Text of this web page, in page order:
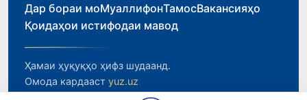
Дар бораи моМуаллифонТамосВакансияҳо
Қоидаҳои истифодаи мавод
Ҳамаи ҳуқуқҳо ҳифз шудаанд.
Омода кардааст yuz.uz